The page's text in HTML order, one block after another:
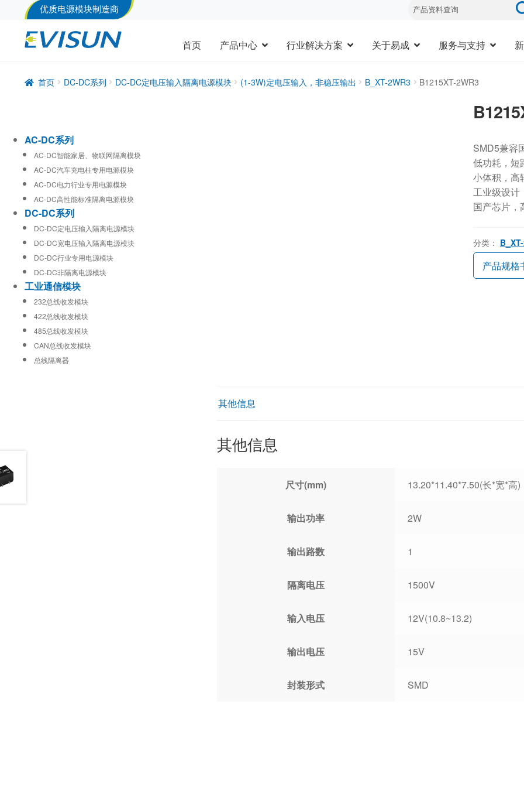
优质电源模块制造商
首页 产品中心 行业解决方案 关于易成 服务与支持
首页 DC-DC系列 DC-DC定电压输入隔离电源模块 (1-3W)定电压输入，非稳压输出 B_XT-2WR3 B1215XT-2WR3
SMD5兼容
低功耗，短
小体积，高
工业级设计
国产芯片，
分类：
产品规格
其他信息
其他信息
尺寸(mm) 13.20*11.40*7.50(长*宽*高)
输出功率 2W
输出路数 1
隔离电压 1500V
输入电压 12V(10.8~13.2)
输出电压 15V
封装形式 SMD
AC-DC系列
AC-DC智能家居、物联网隔离模块
AC-DC汽车充电柱专用电源模块
AC-DC电力行业专用电源模块
AC-DC高性能标准隔离电源模块
DC-DC系列
DC-DC定电压输入隔离电源模块
DC-DC宽电压输入隔离电源模块
DC-DC行业专用电源模块
DC-DC非隔离电源模块
工业通信模块
232总线收发模块
422总线收发模块
485总线收发模块
CAN总线收发模块
总线隔离器